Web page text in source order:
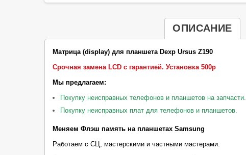
ОПИСАНИЕ
Матрица (display) для планшета Dexp Ursus Z190
Срочная замена LCD с гарантией. Установка 500р
Мы предлагаем:
Покупку неисправных телефонов и планшетов на запчасти.
Покупку неисправных плат для телефонов и планшетов.
Меняем Флэш память на планшетах Samsung
Работаем с СЦ, мастерскими и частными мастерами.